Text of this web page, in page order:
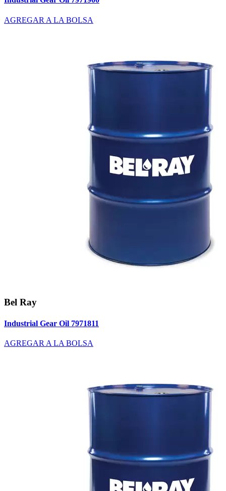
AGREGAR A LA BOLSA
Bel Ray
Industrial Gear Oil 7971811
AGREGAR A LA BOLSA